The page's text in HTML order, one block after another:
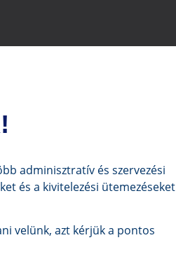
adminisztratív és szervezési
és a kivitelezési ütemezéseket
velünk, azt kérjük a pontos